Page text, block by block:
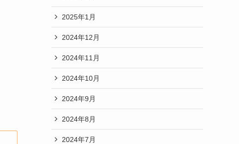
2025年1月
2024年12月
2024年11月
2024年10月
2024年9月
2024年8月
2024年7月